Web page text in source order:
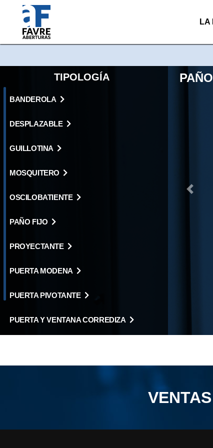
LA
TIPOLOGÍA
BANDEROLA
DESPLAZABLE
GUILLOTINA
MOSQUITERO
OSCILOBATIENTE
PAÑO FIJO
PROYECTANTE
PUERTA MODENA
PUERTA PIVOTANTE
PUERTA Y VENTANA CORREDIZA